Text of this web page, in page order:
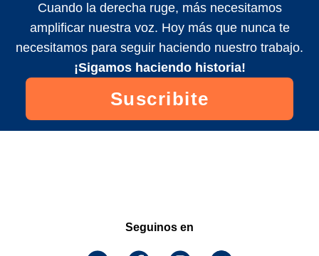
Cuando la derecha ruge, más necesitamos
amplificar nuestra voz. Hoy más que nunca te
necesitamos para seguir haciendo nuestro trabajo.
¡Sigamos haciendo historia!
Suscribite
Seguinos en